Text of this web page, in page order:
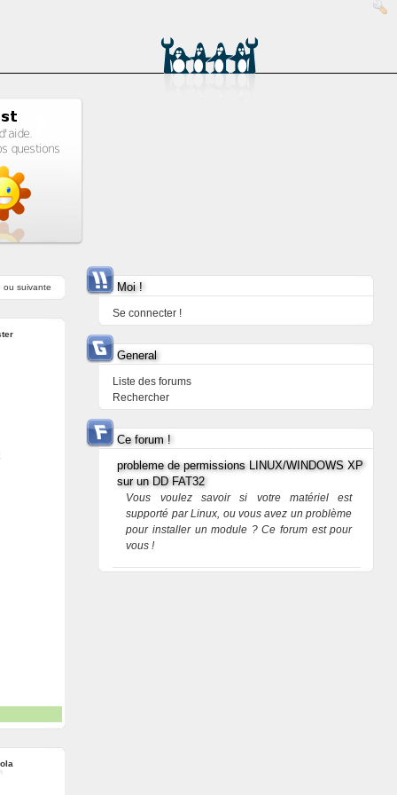
ou suivante Moi !
Se connecter !
General
Liste des forums
Rechercher
Ce forum !
probleme de permissions LINUX/WINDOWS XP
sur un DD FAT32
Vous voulez savoir si votre matériel est
supporté par Linux, ou vous avez un problème
pour installer un module ? Ce forum est pour
vous !